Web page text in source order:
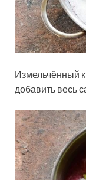
Измельчённый
добавить весь